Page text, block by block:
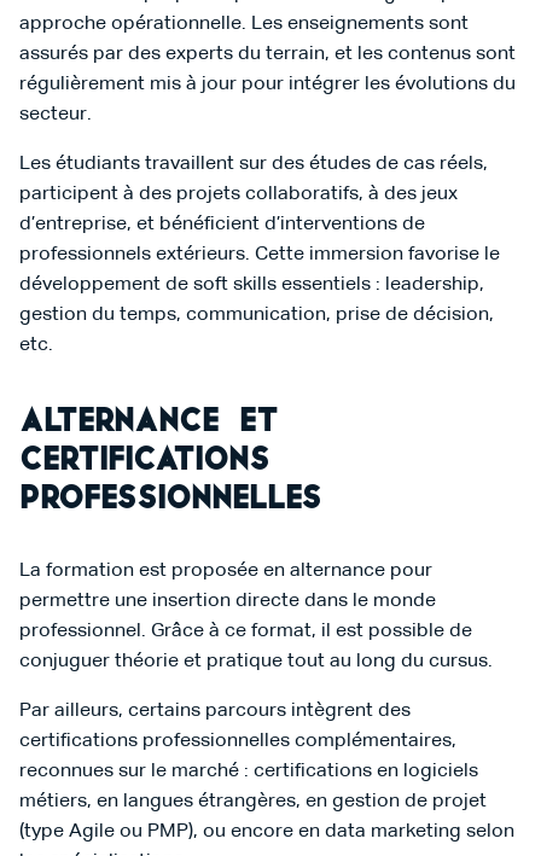
approche opérationnelle. Les enseignements sont
assurés par des experts du terrain, et les contenus sont
régulièrement mis à jour pour intégrer les évolutions du
secteur.
Les étudiants travaillent sur des études de cas réels,
participent à des projets collaboratifs, à des jeux
d’entreprise, et bénéficient d’interventions de
professionnels extérieurs. Cette immersion favorise le
développement de soft skills essentiels : leadership,
gestion du temps, communication, prise de décision,
etc.
Alternance et
certifications
professionnelles
La formation est proposée en alternance pour
permettre une insertion directe dans le monde
professionnel. Grâce à ce format, il est possible de
conjuguer théorie et pratique tout au long du cursus.
Par ailleurs, certains parcours intègrent des
certifications professionnelles complémentaires,
reconnues sur le marché : certifications en logiciels
métiers, en langues étrangères, en gestion de projet
(type Agile ou PMP), ou encore en data marketing selon